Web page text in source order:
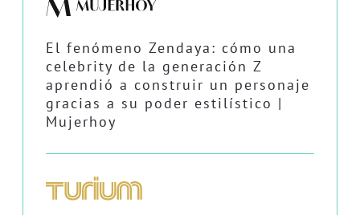
El fenómeno Zendaya: cómo una
celebrity de la generación Z
aprendió a construir un personaje
gracias a su poder estilístico |
Mujerhoy